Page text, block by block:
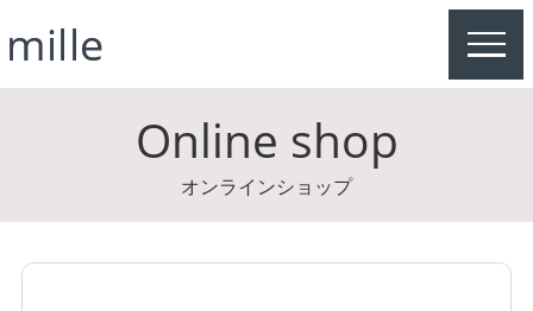
Online shop
オンラインショップ